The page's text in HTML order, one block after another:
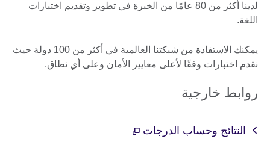
لدينا أكثر من 80 عامًا من الخبرة في تطوير وتقديم اختبارات
اللغة.
يمكنك الاستفادة من شبكتنا العالمية في أكثر من 100 دولة حيث
نقدم اختبارات وفقًا لأعلى معايير الأمان وعلى أي نطاق.
روابط خارجية
النتائج وحساب الدرجات